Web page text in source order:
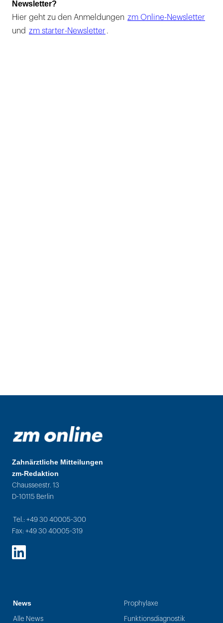
Newsletter?
Hier geht zu den Anmeldungen zm Online-Newsletter
und zm starter-Newsletter .
Zahnärztliche Mitteilungen
zm-Redaktion
Chausseestr. 13
D-10115 Berlin
Tel.: +49 30 40005-300
Fax: +49 30 40005-319
LinkedIn
News
Alle News
Prophylaxe
Funktionsdiagnostik